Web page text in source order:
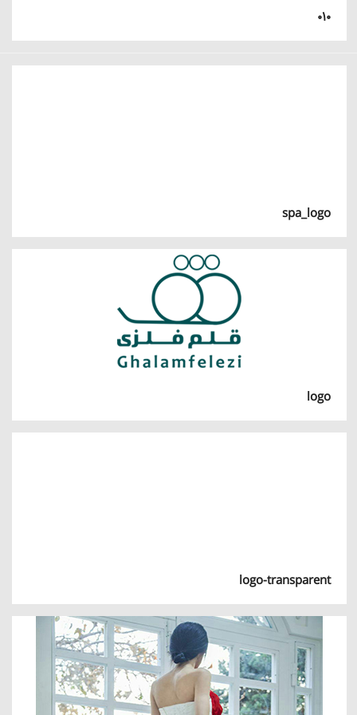
۰۱۰
spa_logo
logo
logo-transparent